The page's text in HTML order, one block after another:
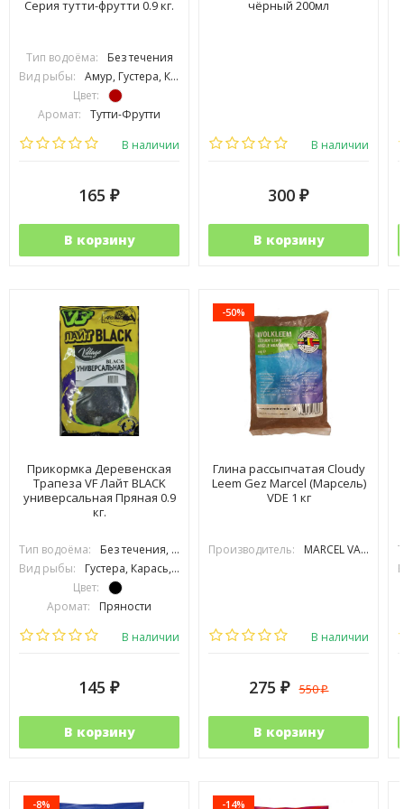
Серия тутти-фрутти 0.9 кг.
Тип водоёма:
Без течения
Вид рыбы:
Амур, Густера, Карась, Карп, Линь, Плотва, Подлещик, Подуст, Язь
Цвет:
Аромат:
Тутти-Фрутти
Фракция:
В наличии
165 ₽
В корзину
чёрный 200мл
В наличии
300 ₽
В корзину
Прикормка Деревенская
Трапеза VF Лайт BLACK
универсальная Пряная 0.9
кг.
Тип водоёма:
Без течения, С течением
Вид рыбы:
Густера, Карась, Карп, Лещ, Линь, Плотва, Подлещик, Подуст, Уклейка, Язь, Сазан
Цвет:
Аромат:
Пряности
Фракция:
В наличии
145 ₽
В корзину
-50%
Глина рассыпчатая Cloudy
Leem Gez Marcel (Марсель)
VDE 1 кг
Производитель: MARCEL VAN DEN EYNDE (VDE)
В наличии
275 ₽ 550₽
В корзину
-8% -14%